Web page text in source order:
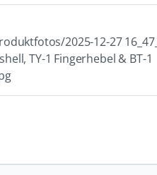
2025-12-27
TY-1 Fingerhebel & BT-1